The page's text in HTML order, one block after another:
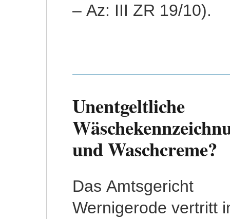
– Az: III ZR 19/10).
Unentgeltliche
und Waschcreme?
Das Amtsgericht
Wernigerode vertritt
geschuldete Reinigung
nicht